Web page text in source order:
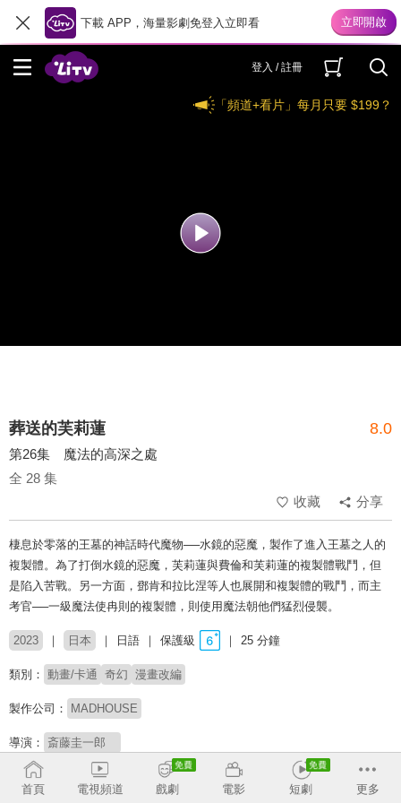
下載 APP，海量影劇免登入立即看
登入 / 註冊
「頻道+看片」每月只要 $199？
葬送的芙莉蓮 8.0
第26集 魔法的高深之處
全 28 集
收藏
分享
棲息於零落的王墓的神話時代魔物──水鏡的惡魔，製作了進入王墓之人的
複製體。為了打倒水鏡的惡魔，芙莉蓮與費倫和芙莉蓮的複製體戰鬥，但
是陷入苦戰。另一方面，鄧肯和拉比涅等人也展開和複製體的戰鬥，而主
考官──一級魔法使冉則的複製體，則使用魔法朝他們猛烈侵襲。
2023 日本 日語 保護級 25 分鐘
類別： 動畫/卡通 奇幻 漫畫改編
製作公司： MADHOUSE
導演： 斎藤圭一郎
配音： 種崎敦美 岡本信彥 東地宏樹 上田燿司 市之瀨加那
中村悠一
首頁 電視頻道 戲劇 電影 短劇 更多